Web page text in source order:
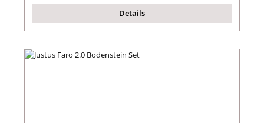
Details